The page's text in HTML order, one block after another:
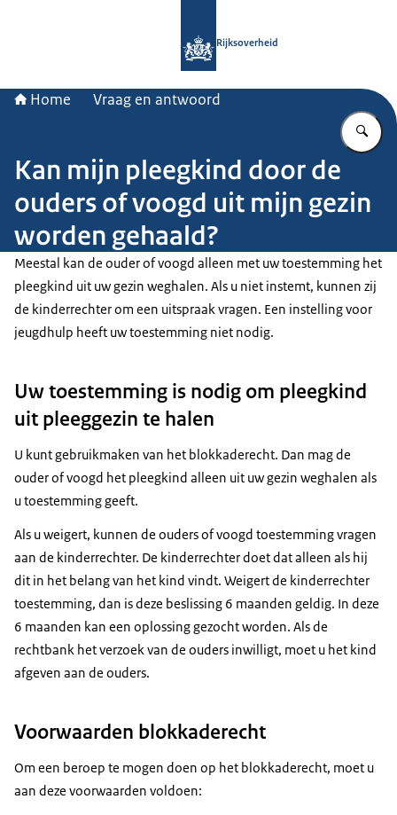
Rijksoverheid
Home Vraag en antwoord
Kan mijn pleegkind door de
ouders of voogd uit mijn gezin
worden gehaald?
Meestal kan de ouder of voogd alleen met uw toestemming het
pleegkind uit uw gezin weghalen. Als u niet instemt, kunnen zij
de kinderrechter om een uitspraak vragen. Een instelling voor
jeugdhulp heeft uw toestemming niet nodig.
Uw toestemming is nodig om pleegkind
uit pleeggezin te halen
U kunt gebruikmaken van het blokkaderecht. Dan mag de
ouder of voogd het pleegkind alleen uit uw gezin weghalen als
u toestemming geeft.
Als u weigert, kunnen de ouders of voogd toestemming vragen
aan de kinderrechter. De kinderrechter doet dat alleen als hij
dit in het belang van het kind vindt. Weigert de kinderrechter
toestemming, dan is deze beslissing 6 maanden geldig. In deze
6 maanden kan een oplossing gezocht worden. Als de
rechtbank het verzoek van de ouders inwilligt, moet u het kind
afgeven aan de ouders.
Voorwaarden blokkaderecht
Om een beroep te mogen doen op het blokkaderecht, moet u
aan deze voorwaarden voldoen: